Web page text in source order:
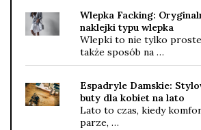
Wlepka Facking:
naklejki typu wlepka
Wlepki to nie tylko
także sposób na …
Espadryle Damskie:
buty dla kobiet na lato
Lato to czas, kiedy
parze, …